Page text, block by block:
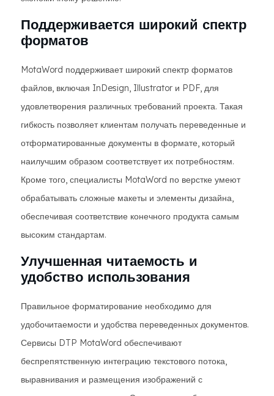
Поддерживается широкий спектр
форматов
MotaWord поддерживает широкий спектр форматов
файлов, включая InDesign, Illustrator и PDF, для
удовлетворения различных требований проекта. Такая
гибкость позволяет клиентам получать переведенные и
отформатированные документы в формате, который
наилучшим образом соответствует их потребностям.
Кроме того, специалисты MotaWord по верстке умеют
обрабатывать сложные макеты и элементы дизайна,
обеспечивая соответствие конечного продукта самым
высоким стандартам.
Улучшенная читаемость и
удобство использования
Правильное форматирование необходимо для
удобочитаемости и удобства переведенных документов.
Сервисы DTP MotaWord обеспечивают
беспрепятственную интеграцию текстового потока,
выравнивания и размещения изображений с